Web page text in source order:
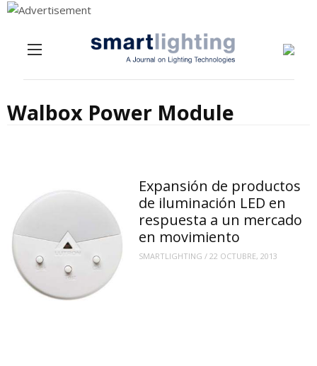
Walbox Power Module
Expansión de productos
de iluminación LED en
respuesta a un mercado
en movimiento
SMARTLIGHTING /22 OCTUBRE, 2013